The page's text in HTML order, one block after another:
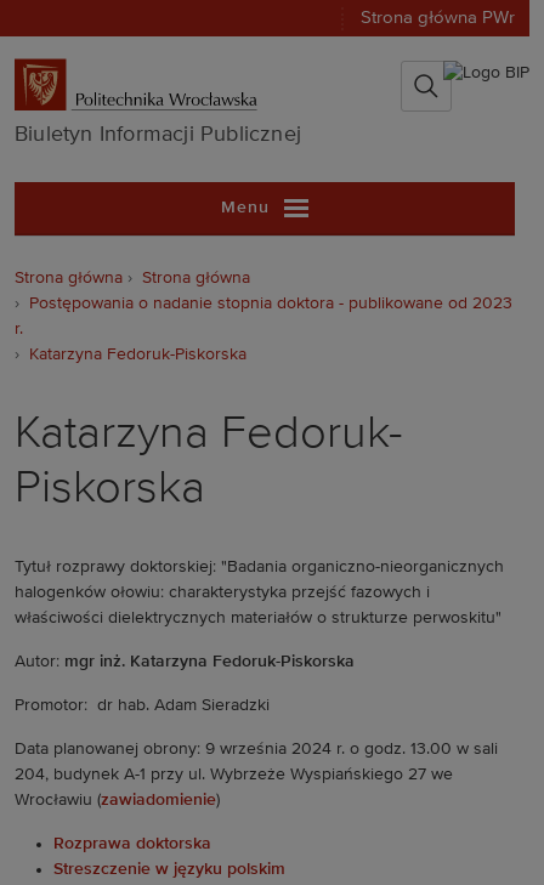
Strona główna PWr
Biuletyn
Biuletyn Informacji Publicznej
Menu
Strona główna
Strona główna
Postępowania o nadanie stopnia doktora - publikowane od 2023
r.
Katarzyna Fedoruk-Piskorska
Katarzyna Fedoruk-
Piskorska
Tytuł rozprawy doktorskiej: "Badania organiczno-nieorganicznych
halogenków ołowiu: charakterystyka przejść fazowych i
właściwości dielektrycznych materiałów o strukturze perwoskitu"
Autor: mgr inż. Katarzyna Fedoruk-Piskorska
Promotor: dr hab. Adam Sieradzki
Data planowanej obrony: 9 września 2024 r. o godz. 13.00 w sali
204, budynek A-1 przy ul. Wybrzeże Wyspiańskiego 27 we
Wrocławiu (zawiadomienie)
Rozprawa doktorska
Streszczenie w języku polskim